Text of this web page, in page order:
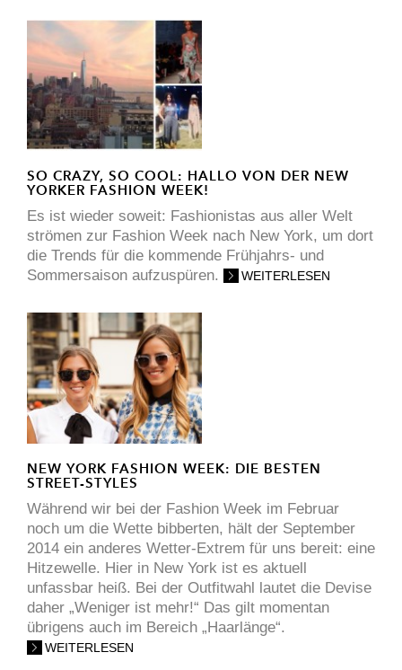
SO CRAZY, SO COOL: HALLO VON DER NEW
YORKER FASHION WEEK!
Es ist wieder soweit: Fashionistas aus aller Welt
strömen zur Fashion Week nach New York, um dort
die Trends für die kommende Frühjahrs- und
Sommersaison aufzuspüren.
WEITERLESEN
NEW YORK FASHION WEEK: DIE BESTEN
STREET-STYLES
Während wir bei der Fashion Week im Februar
noch um die Wette bibberten, hält der September
2014 ein anderes Wetter-Extrem für uns bereit: eine
Hitzewelle. Hier in New York ist es aktuell
unfassbar heiß. Bei der Outfitwahl lautet die Devise
daher „Weniger ist mehr!“ Das gilt momentan
übrigens auch im Bereich „Haarlänge“.
WEITERLESEN